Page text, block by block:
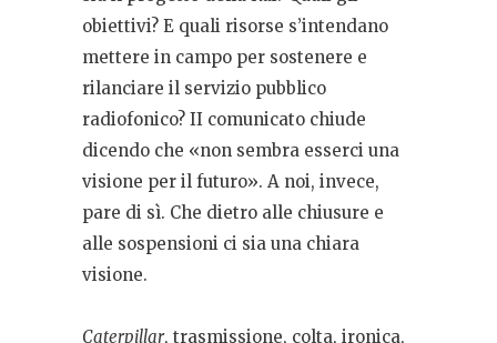
obiettivi? E quali risorse s’intendano
mettere in campo per sostenere e
rilanciare il servizio pubblico
radiofonico? II comunicato chiude
dicendo che «non sembra esserci una
visione per il futuro». A noi, invece,
pare di sì. Che dietro alle chiusure e
alle sospensioni ci sia una chiara
visione.
Caterpillar, trasmissione, colta, ironica,